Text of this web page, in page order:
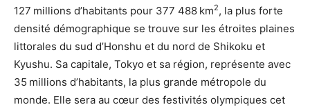
127 millions d’habitants pour 377 488 km2, la plus forte
densité démographique se trouve sur les étroites plaines
littorales du sud d’Honshu et du nord de Shikoku et
Kyushu. Sa capitale, Tokyo et sa région, représente avec
35 millions d’habitants, la plus grande métropole du
monde. Elle sera au cœur des festivités olympiques cet